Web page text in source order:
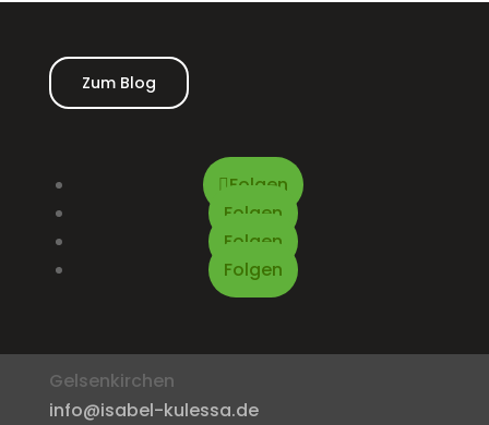
Zum Blog
Folgen
Folgen
Folgen
Folgen
Gelsenkirchen
info@isabel-kulessa.de